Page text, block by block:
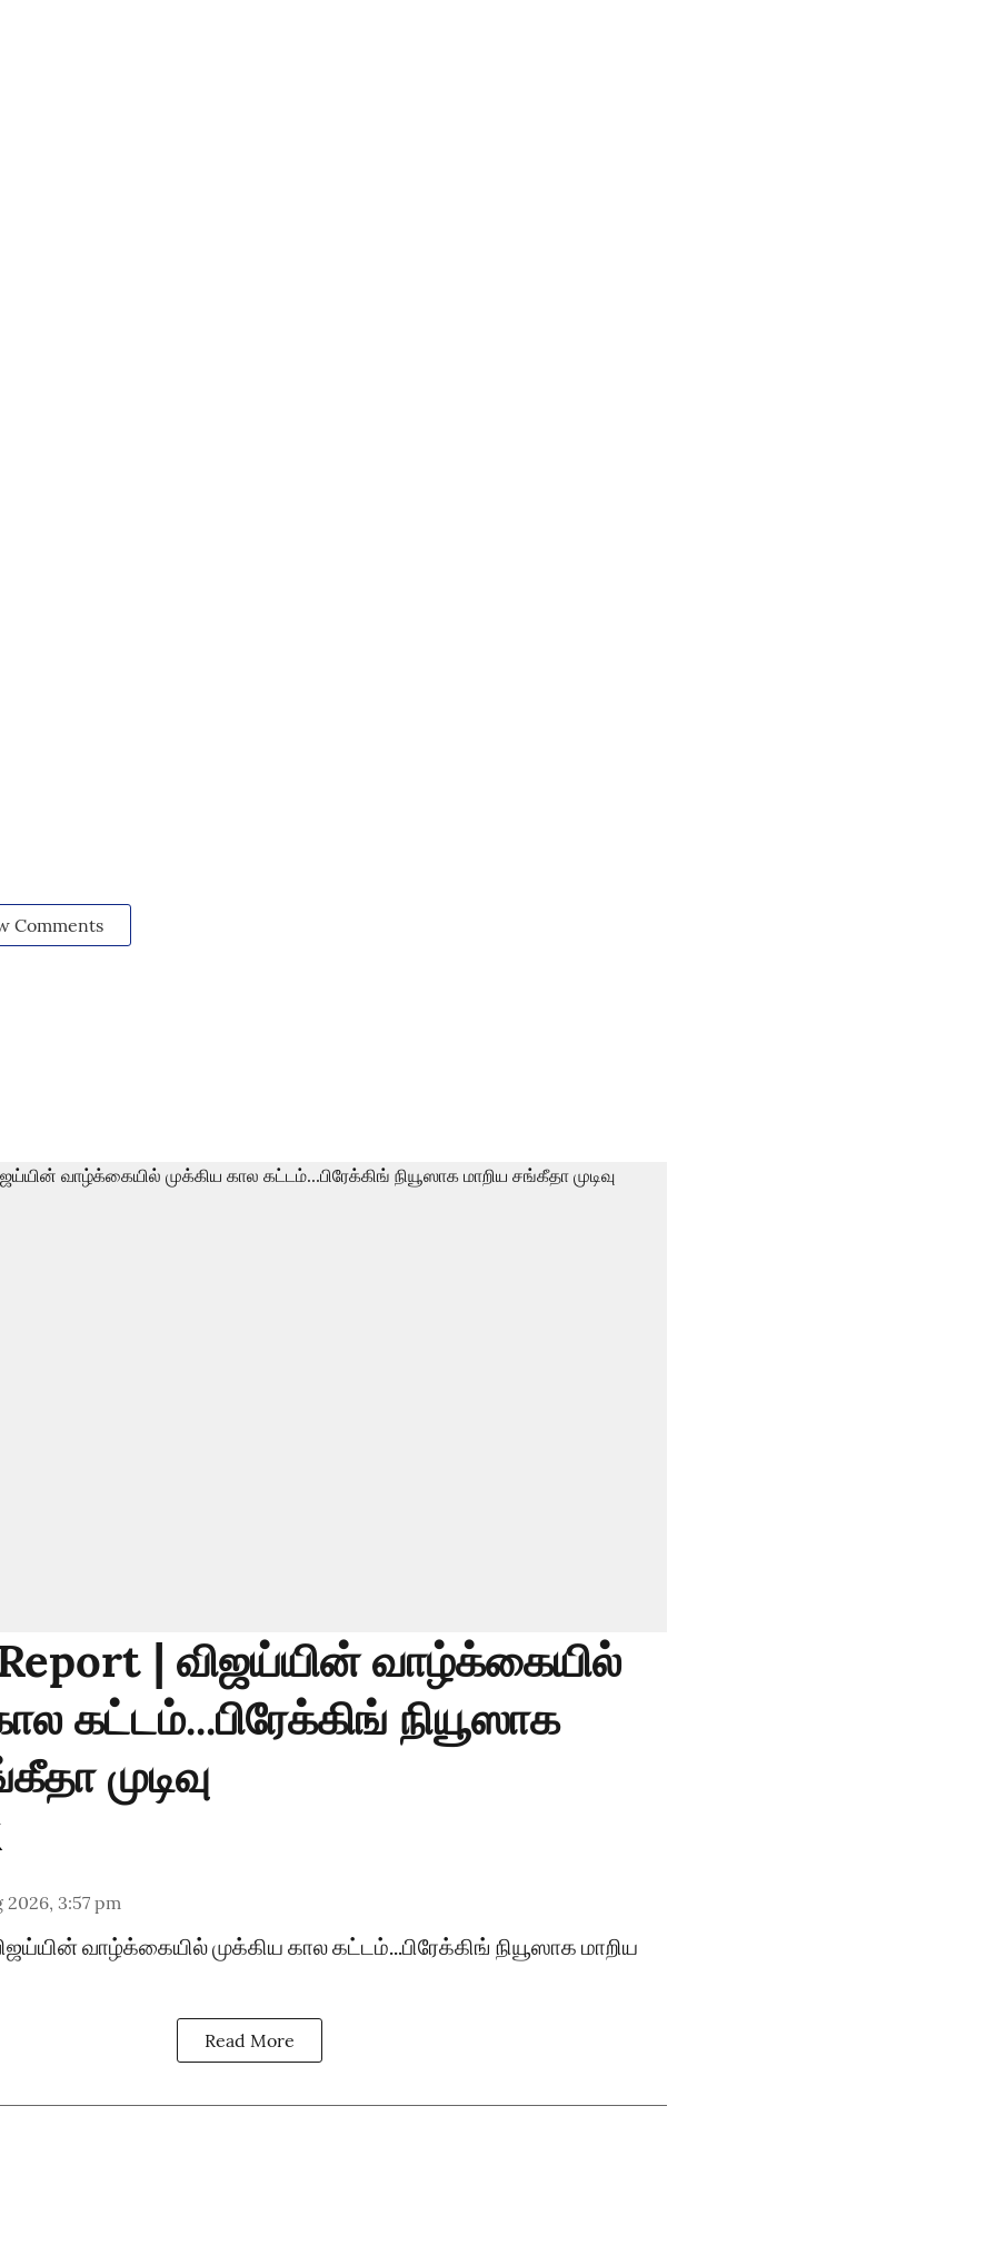
Comments
| விஜய்யின் வாழ்க்கையில்
கட்டம்...பிரேக்கிங் நியூஸாக
முடிவு
2026, 3:57 pm
வாழ்க்கையில் முக்கிய கால கட்டம்...பிரேக்கிங் நியூஸாக மாறிய
Read More